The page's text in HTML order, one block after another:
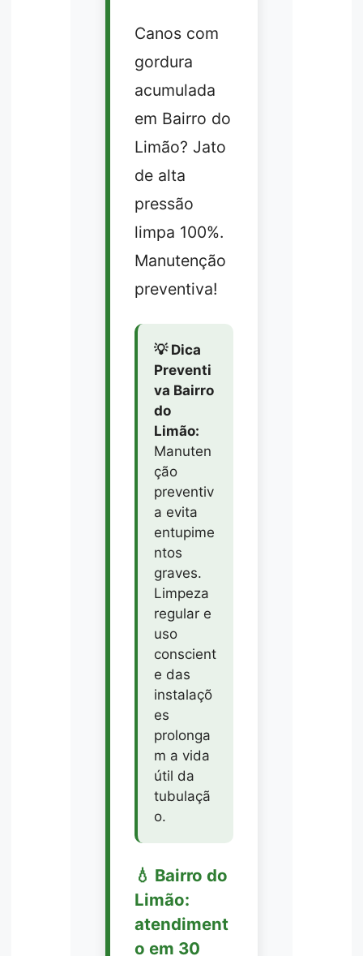
Canos com
gordura
acumulada
em Bairro do
Limão? Jato
de alta
pressão
limpa 100%.
Manutenção
preventiva!
💡 Dica
Preventi
va Bairro
do
Limão:
Manuten
ção
preventiv
a evita
entupime
ntos
graves.
Limpeza
regular e
uso
conscient
e das
instalaçõ
es
prolonga
m a vida
útil da
tubulaçã
o.
💧 Bairro do
Limão:
atendiment
o em 30